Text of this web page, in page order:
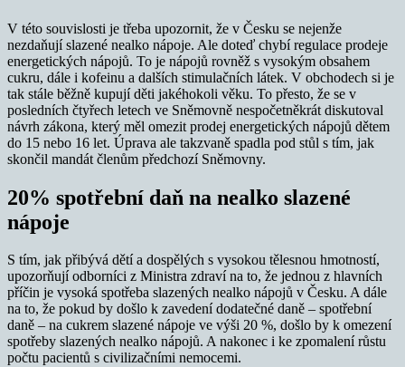
V této souvislosti je třeba upozornit, že v Česku se nejenže
nezdaňují slazené nealko nápoje. Ale doteď chybí regulace prodeje
energetických nápojů. To je nápojů rovněž s vysokým obsahem
cukru, dále i kofeinu a dalších stimulačních látek. V obchodech si je
tak stále běžně kupují děti jakéhokoli věku. To přesto, že se v
posledních čtyřech letech ve Sněmovně nespočetněkrát diskutoval
návrh zákona, který měl omezit prodej energetických nápojů dětem
do 15 nebo 16 let. Úprava ale takzvaně spadla pod stůl s tím, jak
skončil mandát členům předchozí Sněmovny.
20% spotřební daň na nealko slazené
nápoje
S tím, jak přibývá dětí a dospělých s vysokou tělesnou hmotností,
upozorňují odborníci z Ministra zdraví na to, že jednou z hlavních
příčin je vysoká spotřeba slazených nealko nápojů v Česku. A dále
na to, že pokud by došlo k zavedení dodatečné daně – spotřební
daně – na cukrem slazené nápoje ve výši 20 %, došlo by k omezení
spotřeby slazených nealko nápojů. A nakonec i ke zpomalení růstu
počtu pacientů s civilizačními nemocemi.